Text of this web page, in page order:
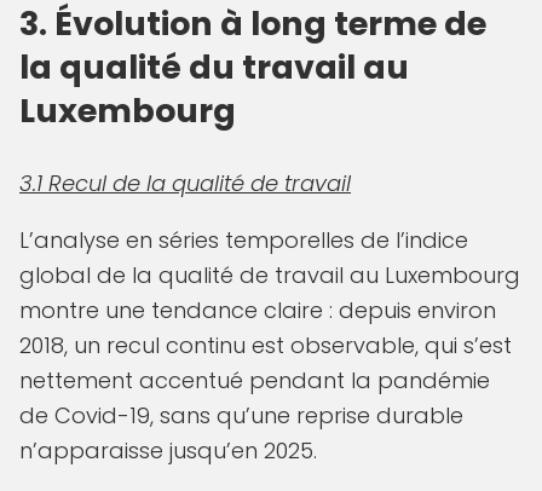
3. Évolution à long terme de
la qualité du travail au
Luxembourg
3.1 Recul de la qualité de travail
L’analyse en séries temporelles de l’indice
global de la qualité de travail au Luxembourg
montre une tendance claire : depuis environ
2018, un recul continu est observable, qui s’est
nettement accentué pendant la pandémie
de Covid-19, sans qu’une reprise durable
n’apparaisse jusqu’en 2025.